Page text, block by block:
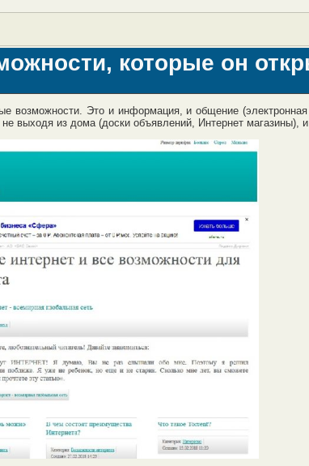
которые он
возможности. Это и информация, и общение
выходя из дома (доски объявлений, Интернет